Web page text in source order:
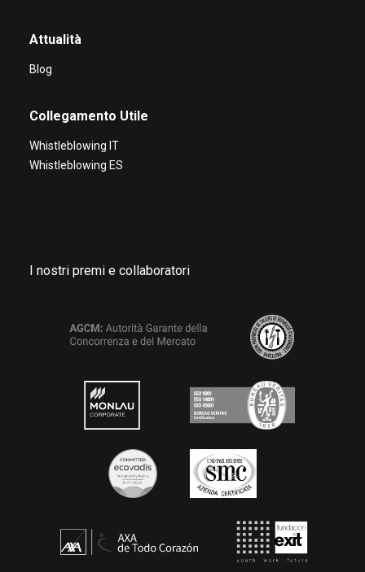
Attualità
Blog
Collegamento Utile
Whistleblowing IT
Whistleblowing ES
I nostri premi e collaboratori